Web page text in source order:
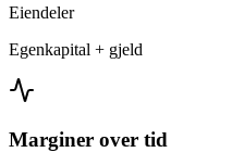
Eiendeler
Egenkapital + gjeld
Marginer over tid